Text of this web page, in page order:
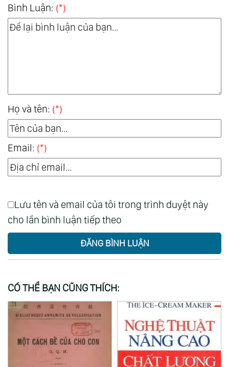
Bình Luận: (*)
Họ và tên: (*)
Email: (*)
Lưu tên và email của tôi trong trình duyệt này
cho lần bình luận tiếp theo
ĐĂNG BÌNH LUẬN
CÓ THỂ BẠN CŨNG THÍCH: